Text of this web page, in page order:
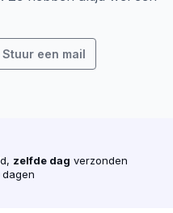
In opkomst zijn
zodat uw
van de reden
online
Stuur een mail
zelfde dag verzonden
dagen